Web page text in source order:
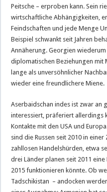
Peitsche – erproben kann. Sein
wirtschaftliche Abhängigkeiten,
Feindschaften und jede Menge
Beispiel schwankt seit Jahren
Annäherung. Georgien
diplomatischen Beziehungen
lange als unversöhnlicher
wieder eine freundlichere Miene.
Aserbaidschan indes ist zwar an
interessiert, präferiert allerdings
Kontakte mit den USA und
sind die Russen seit 2010 in
zahllosen Handelshürden, etwa
drei Länder planen seit 2011
2015 funktionieren könnte. Ob
Tadschikistan – andocken